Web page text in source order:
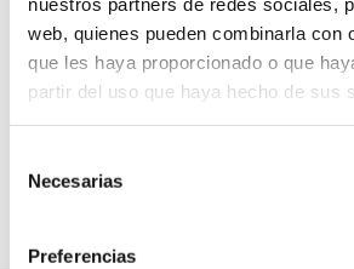
web, quienes pueden combinarla con
que les haya proporcionado o que
partir del uso que haya hecho de sus
Necesarias
Preferencias
IFSES por España
Otros
Salud
Sistema IFSES
Últimas noticias